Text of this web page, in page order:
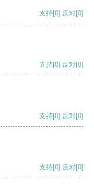
支持[0] 反对[0]
支持[0] 反对[0]
支持[0] 反对[0]
支持[0] 反对[0]